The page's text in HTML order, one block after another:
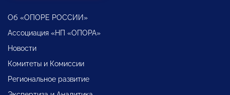
Об «ОПОРЕ РОССИИ»
Ассоциация «НП «ОПОРА»
Новости
Комитеты и Комиссии
Региональное развитие